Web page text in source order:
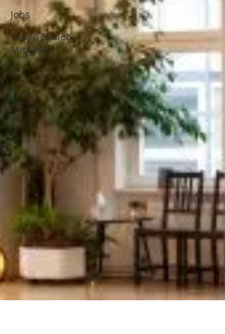
Jobs
Tango Society
Mitglied